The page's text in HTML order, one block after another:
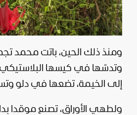
ومنذ ذلك الحين، باتت محمد
وتدسّها في كيسها
إلى الخيمة، تضعها في دلو
ولطهي الأوراق، تصنع موقدا